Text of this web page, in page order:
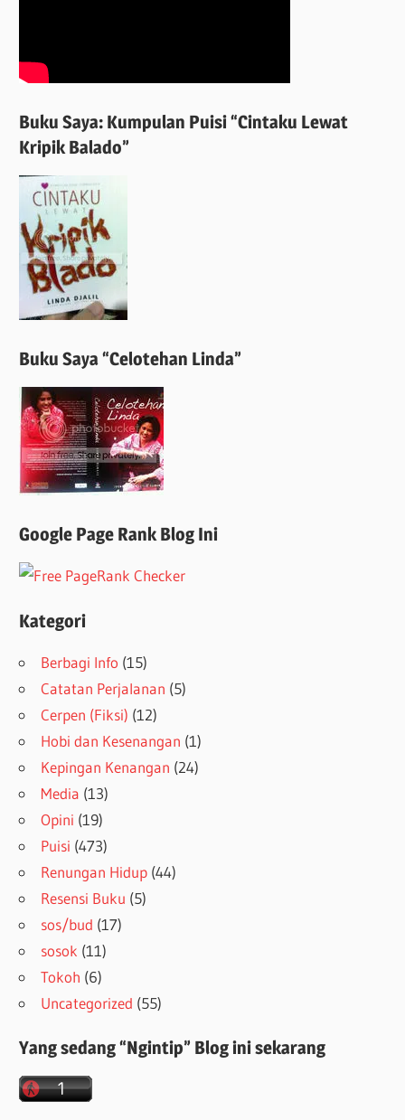
Buku Saya: Kumpulan Puisi “Cintaku Lewat
Kripik Balado”
Buku Saya “Celotehan Linda”
Google Page Rank Blog Ini
Kategori
Berbagi Info (15)
Catatan Perjalanan (5)
Cerpen (Fiksi) (12)
Hobi dan Kesenangan (1)
Kepingan Kenangan (24)
Media (13)
Opini (19)
Puisi (473)
Renungan Hidup (44)
Resensi Buku (5)
sos/bud (17)
sosok (11)
Tokoh (6)
Uncategorized (55)
Yang sedang “Ngintip” Blog ini sekarang